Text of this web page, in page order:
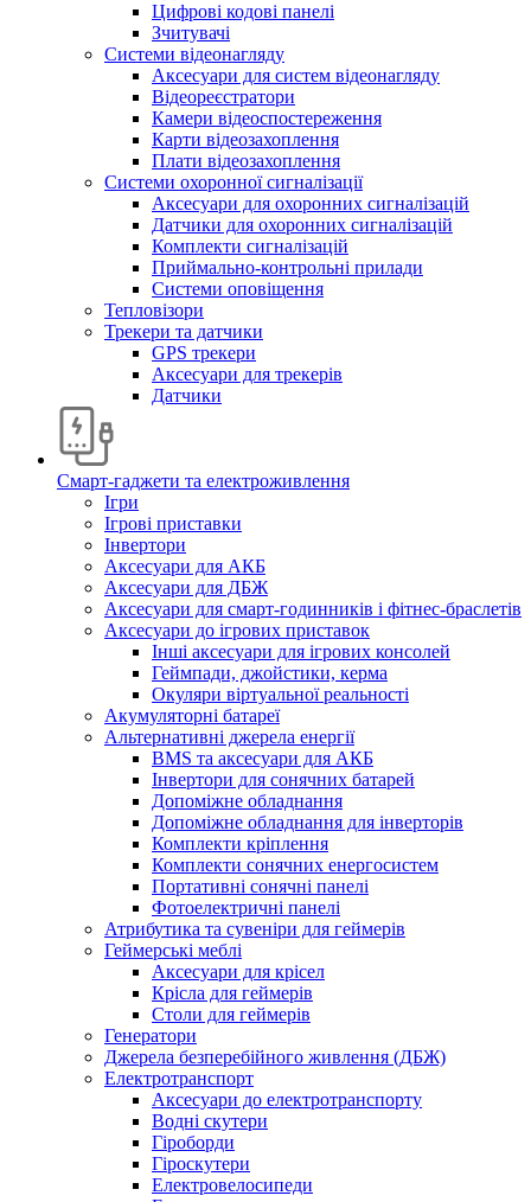
Цифрові кодові панелі
Зчитувачі
Системи відеонагляду
Аксесуари для систем відеонагляду
Відеореєстратори
Камери відеоспостереження
Карти відеозахоплення
Плати відеозахоплення
Системи охоронної сигналізації
Аксесуари для охоронних сигналізацій
Датчики для охоронних сигналізацій
Комплекти сигналізацій
Приймально-контрольні прилади
Системи оповіщення
Тепловізори
Трекери та датчики
GPS трекери
Аксесуари для трекерів
Датчики
Смарт-гаджети та електроживлення
Ігри
Ігрові приставки
Інвертори
Аксесуари для АКБ
Аксесуари для ДБЖ
Аксесуари для смарт-годинників і фітнес-браслетів
Аксесуари до ігрових приставок
Інші аксесуари для ігрових консолей
Геймпади, джойстики, керма
Окуляри віртуальної реальності
Акумуляторні батареї
Альтернативні джерела енергії
BMS та аксесуари для АКБ
Інвертори для сонячних батарей
Допоміжне обладнання
Допоміжне обладнання для інверторів
Комплекти кріплення
Комплекти сонячних енергосистем
Портативні сонячні панелі
Фотоелектричні панелі
Атрибутика та сувеніри для геймерів
Геймерські меблі
Аксесуари для крісел
Крісла для геймерів
Столи для геймерів
Генератори
Джерела безперебійного живлення (ДБЖ)
Електротранспорт
Аксесуари до електротранспорту
Водні скутери
Гіроборди
Гіроскутери
Електровелосипеди